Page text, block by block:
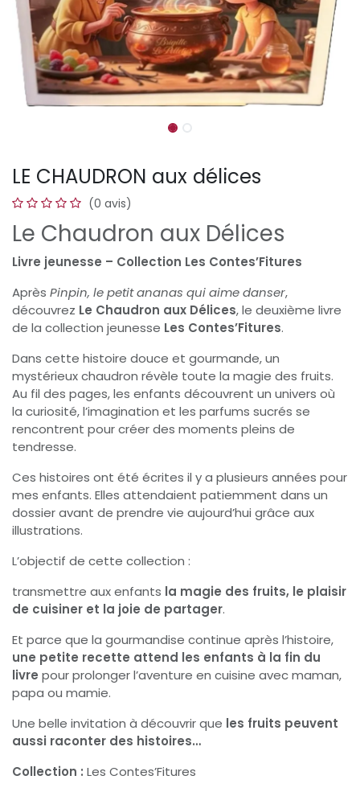
LE CHAUDRON aux délices
(0 avis)
Le Chaudron aux Délices
Livre jeunesse – Collection Les Contes’Fitures
Après Pinpin, le petit ananas qui aime danser,
découvrez Le Chaudron aux Délices, le deuxième livre
de la collection jeunesse Les Contes’Fitures.
Dans cette histoire douce et gourmande, un
mystérieux chaudron révèle toute la magie des fruits.
Au fil des pages, les enfants découvrent un univers où
la curiosité, l’imagination et les parfums sucrés se
rencontrent pour créer des moments pleins de
tendresse.
Ces histoires ont été écrites il y a plusieurs années pour
mes enfants. Elles attendaient patiemment dans un
dossier avant de prendre vie aujourd’hui grâce aux
illustrations.
L’objectif de cette collection :
transmettre aux enfants la magie des fruits, le plaisir
de cuisiner et la joie de partager.
Et parce que la gourmandise continue après l’histoire,
une petite recette attend les enfants à la fin du
livre pour prolonger l’aventure en cuisine avec maman,
papa ou mamie.
Une belle invitation à découvrir que les fruits peuvent
aussi raconter des histoires…
Collection : Les Contes’Fitures